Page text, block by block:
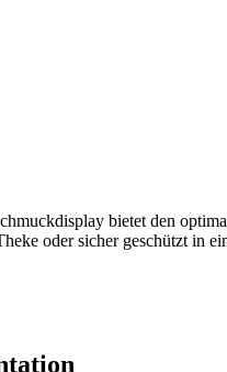
bietet den
oder sicher geschützt in